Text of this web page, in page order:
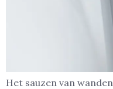
Het sauzen van